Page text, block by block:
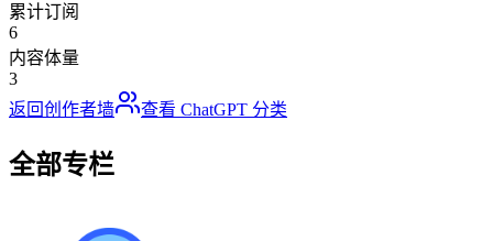
累计订阅
6
内容体量
3
返回创作者墙
查看 ChatGPT 分类
全部专栏